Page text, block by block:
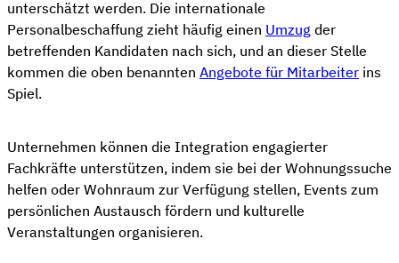
unterschätzt werden. Die internationale
Personalbeschaffung zieht häufig einen Umzug der
betreffenden Kandidaten nach sich, und an dieser Stelle
kommen die oben benannten Angebote für Mitarbeiter ins
Spiel.
Unternehmen können die Integration engagierter
Fachkräfte unterstützen, indem sie bei der Wohnungssuche
helfen oder Wohnraum zur Verfügung stellen, Events zum
persönlichen Austausch fördern und kulturelle
Veranstaltungen organisieren.